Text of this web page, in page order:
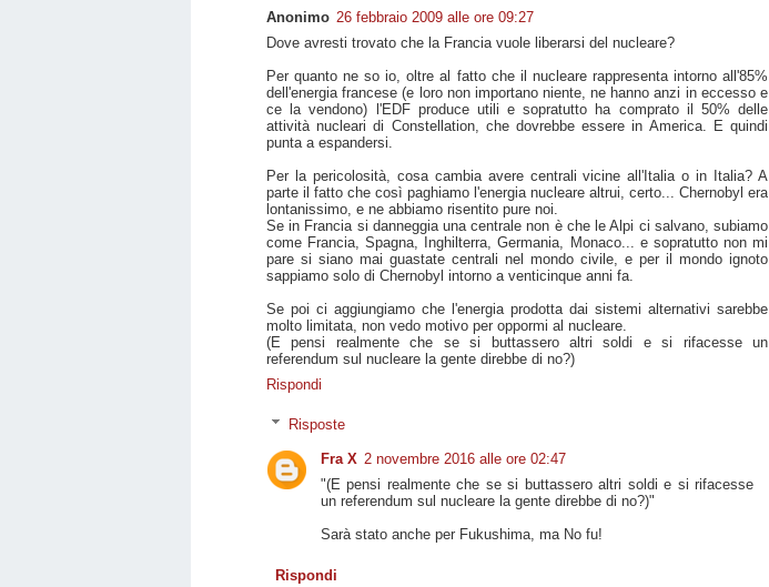
Anonimo 26 febbraio 2009 alle ore 09:27
Dove avresti trovato che la Francia vuole liberarsi del nucleare?
Per quanto ne so io, oltre al fatto che il nucleare rappresenta intorno all'85%
dell'energia francese (e loro non importano niente, ne hanno anzi in eccesso e
ce la vendono) l'EDF produce utili e sopratutto ha comprato il 50% delle
attività nucleari di Constellation, che dovrebbe essere in America. E quindi
punta a espandersi.
Per la pericolosità, cosa cambia avere centrali vicine all'Italia o in Italia? A
parte il fatto che così paghiamo l'energia nucleare altrui, certo... Chernobyl era
lontanissimo, e ne abbiamo risentito pure noi.
Se in Francia si danneggia una centrale non è che le Alpi ci salvano, subiamo
come Francia, Spagna, Inghilterra, Germania, Monaco... e sopratutto non mi
pare si siano mai guastate centrali nel mondo civile, e per il mondo ignoto
sappiamo solo di Chernobyl intorno a venticinque anni fa.
Se poi ci aggiungiamo che l'energia prodotta dai sistemi alternativi sarebbe
molto limitata, non vedo motivo per oppormi al nucleare.
(E pensi realmente che se si buttassero altri soldi e si rifacesse un
referendum sul nucleare la gente direbbe di no?)
Rispondi
Risposte
Fra X 2 novembre 2016 alle ore 02:47
"(E pensi realmente che se si buttassero altri soldi e si rifacesse
un referendum sul nucleare la gente direbbe di no?)"
Sarà stato anche per Fukushima, ma No fu!
Rispondi